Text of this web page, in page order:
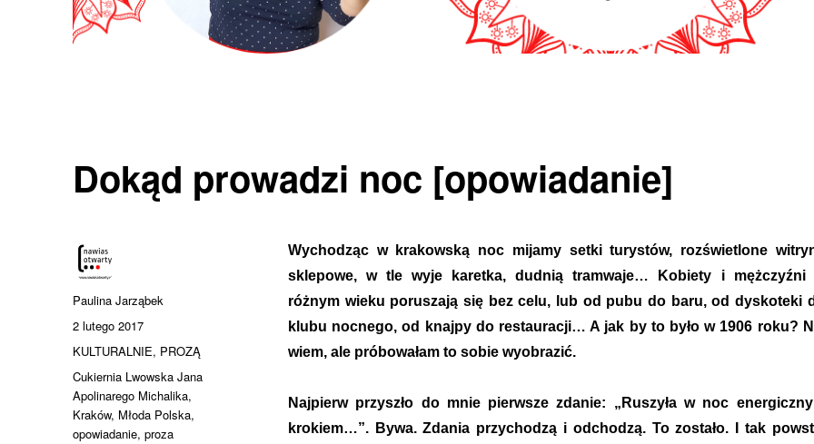
Dokąd prowadzi noc [opowiadanie]
Wychodząc w krakowską noc mijamy setki turystów, rozświetlone
sklepowe, w tle wyje karetka, dudnią tramwaje… Kobiety i mężczyźni
różnym wieku poruszają się bez celu, lub od pubu do baru, od dyskoteki
klubu nocnego, od knajpy do restauracji… A jak by to było w 1906 roku?
wiem, ale próbowałam to sobie wyobrazić.
Najpierw przyszło do mnie pierwsze zdanie: „Ruszyła w noc
krokiem…”. Bywa. Zdania przychodzą i odchodzą. To zostało. I tak
Autor
Paulina Jarząbek
Data
publikacji
2 lutego 2017
Kategorie
KULTURALNIE, PROZĄ
Tagi
Cukiernia Lwowska Jana
Apolinarego Michalika,
Kraków, Młoda Polska,
opowiadanie,proza